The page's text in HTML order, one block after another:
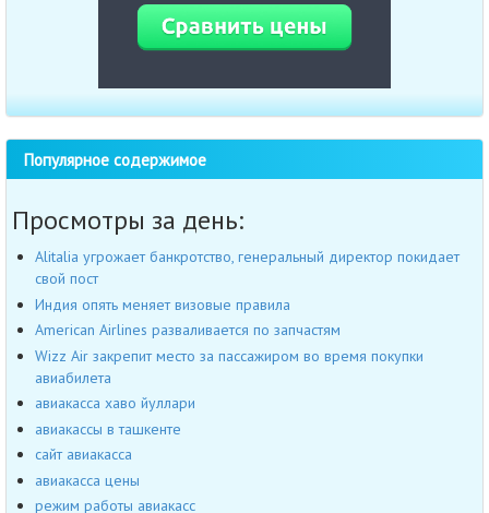
Популярное содержимое
Просмотры за день:
Alitalia угрожает банкротство, генеральный директор покидает
свой пост
Индия опять меняет визовые правила
American Airlines разваливается по запчастям
Wizz Air закрепит место за пассажиром во время покупки
авиабилета
авиакасса хаво йуллари
авиакассы в ташкенте
сайт авиакасса
авиакасса цены
режим работы авиакасс